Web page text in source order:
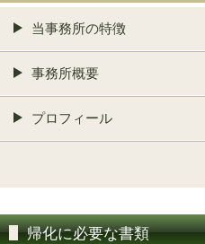
当事務所の特徴
事務所概要
プロフィール
帰化に必要な書類